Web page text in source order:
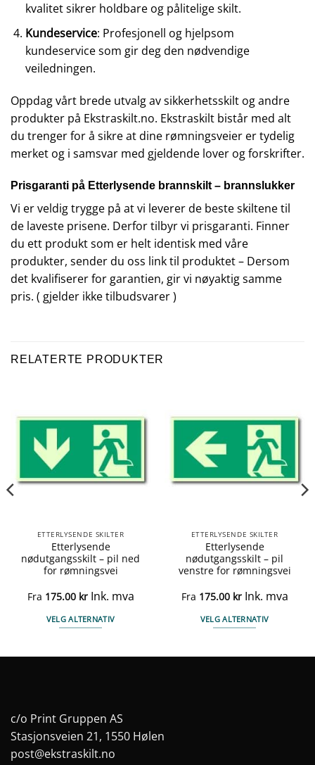
kvalitet sikrer holdbare og pålitelige skilt.
Kundeservice: Profesjonell og hjelpsom
kundeservice som gir deg den nødvendige
veiledningen.
Oppdag vårt brede utvalg av sikkerhetsskilt og andre
produkter på Ekstraskilt.no. Ekstraskilt bistår med alt
du trenger for å sikre at dine rømningsveier er tydelig
merket og i samsvar med gjeldende lover og forskrifter.
Prisgaranti på Etterlysende brannskilt – brannslukker
Vi er veldig trygge på at vi leverer de beste skiltene til
de laveste prisene. Derfor tilbyr vi prisgaranti. Finner
du ett produkt som er helt identisk med våre
produkter, sender du oss link til produktet – Dersom
det kvalifiserer for garantien, gir vi nøyaktig samme
pris. ( gjelder ikke tilbudsvarer )
RELATERTE PRODUKTER
ETTERLYSENDE SKILTER
Etterlysende
nødutgangsskilt – pil ned
for rømningsvei
Fra 175.00 kr Ink. mva
VELG ALTERNATIV
kan
velges
på
ETTERLYSENDE SKILTER
Etterlysende
nødutgangsskilt – pil
venstre for rømningsvei
Fra 175.00 kr Ink. mva
VELG ALTERNATIV
c/o Print Gruppen AS
Stasjonsveien 21, 1550 Hølen
post@ekstraskilt.no